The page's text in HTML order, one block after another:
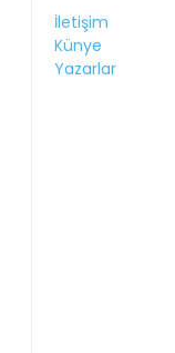
İletişim
Künye
Yazarlar